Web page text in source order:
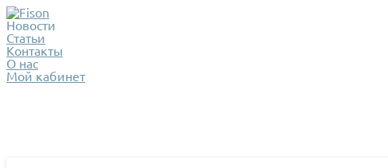
Новости
Статьи
Контакты
О нас
Мой кабинет